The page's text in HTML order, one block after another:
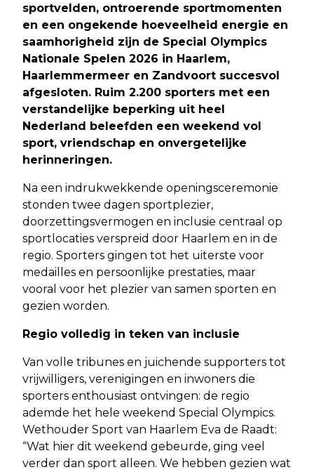
sportvelden, ontroerende sportmomenten
en een ongekende hoeveelheid energie en
saamhorigheid zijn de Special Olympics
Nationale Spelen 2026 in Haarlem,
Haarlemmermeer en Zandvoort succesvol
afgesloten. Ruim 2.200 sporters met een
verstandelijke beperking uit heel
Nederland beleefden een weekend vol
sport, vriendschap en onvergetelijke
herinneringen.
Na een indrukwekkende openingsceremonie
stonden twee dagen sportplezier,
doorzettingsvermogen en inclusie centraal op
sportlocaties verspreid door Haarlem en in de
regio. Sporters gingen tot het uiterste voor
medailles en persoonlijke prestaties, maar
vooral voor het plezier van samen sporten en
gezien worden.
Regio volledig in teken van inclusie
Van volle tribunes en juichende supporters tot
vrijwilligers, verenigingen en inwoners die
sporters enthousiast ontvingen: de regio
ademde het hele weekend Special Olympics.
Wethouder Sport van Haarlem Eva de Raadt:
“Wat hier dit weekend gebeurde, ging veel
verder dan sport alleen. We hebben gezien wat